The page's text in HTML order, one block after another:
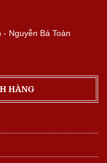
Nguyễn Bá Toàn
HÀNG